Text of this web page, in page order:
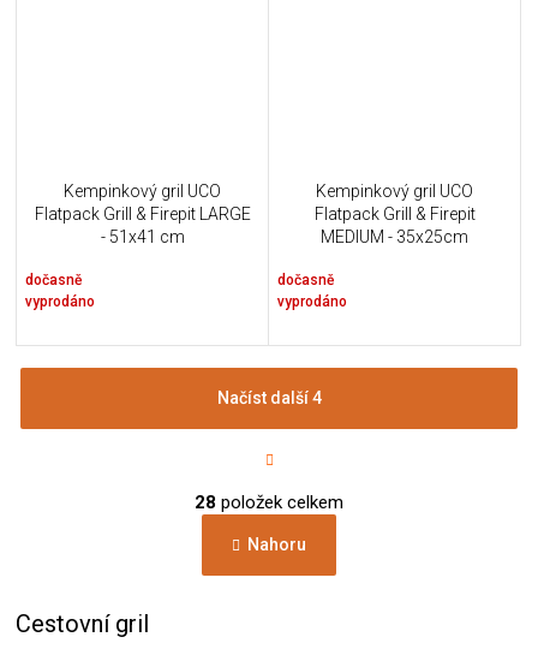
Kempinkový gril UCO
Flatpack Grill & Firepit LARGE
- 51x41 cm
dočasně
vyprodáno
Kempinkový gril UCO
Flatpack Grill & Firepit
MEDIUM - 35x25cm
dočasně
vyprodáno
v
á
d
Načíst další 4
t
á
n
k
v
28 položek celkem
Nahoru
Cestovní gril